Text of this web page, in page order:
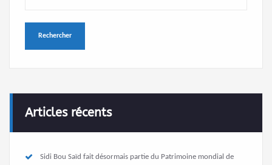
Articles récents
Sidi Bou Saïd fait désormais partie du Patrimoine mondial de